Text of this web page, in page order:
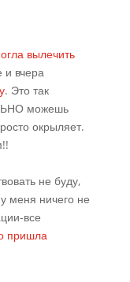
вылечить
и вчера
. Это так
можешь
окрыляет.
не буду,
меня ничего не
все
пришла